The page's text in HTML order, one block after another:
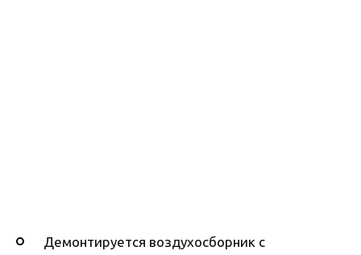
Демонтируется воздухосборник с